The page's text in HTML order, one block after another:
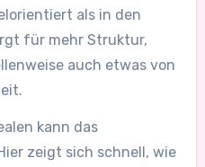
als in den
für mehr Struktur,
auch etwas von
kann das
zeigt sich schnell, wie